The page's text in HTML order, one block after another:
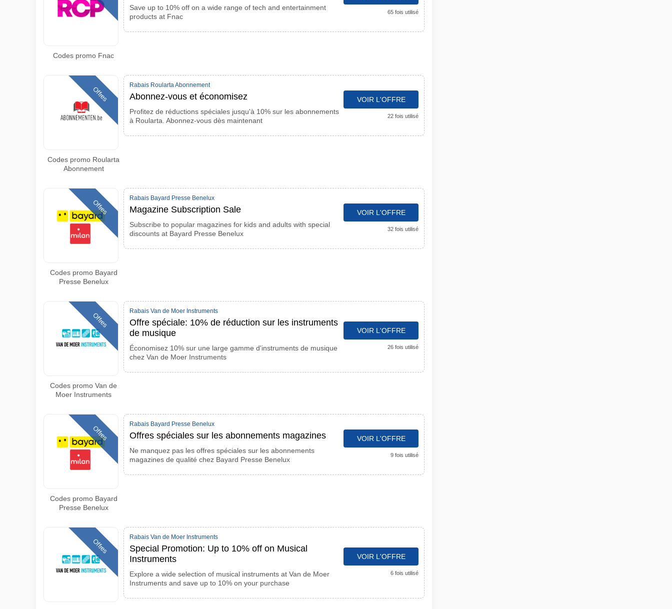
Codes promo Fnac
Save up to 10% off on a wide range of tech and entertainment
products at Fnac
65 fois utilisé
Offres
Codes promo Roularta
Abonnement
Rabais Roularta Abonnement
Abonnez-vous et économisez
Profitez de réductions spéciales jusqu'à 10% sur les abonnements
à Roularta. Abonnez-vous dès maintenant
VOIR L'OFFRE
22 fois utilisé
Offres
Codes promo Bayard
Presse Benelux
Rabais Bayard Presse Benelux
Magazine Subscription Sale
Subscribe to popular magazines for kids and adults with special
discounts at Bayard Presse Benelux
VOIR L'OFFRE
32 fois utilisé
Offres
Codes promo Van de
Moer Instruments
Rabais Van de Moer Instruments
Offre spéciale: 10% de réduction sur les instruments
de musique
Économisez 10% sur une large gamme d'instruments de musique
chez Van de Moer Instruments
VOIR L'OFFRE
26 fois utilisé
Offres
Codes promo Bayard
Presse Benelux
Rabais Bayard Presse Benelux
Offres spéciales sur les abonnements magazines
Ne manquez pas les offres spéciales sur les abonnements
magazines de qualité chez Bayard Presse Benelux
VOIR L'OFFRE
9 fois utilisé
Offres
Rabais Van de Moer Instruments
Special Promotion: Up to 10% off on Musical
Instruments
Explore a wide selection of musical instruments at Van de Moer
Instruments and save up to 10% on your purchase
VOIR L'OFFRE
6 fois utilisé